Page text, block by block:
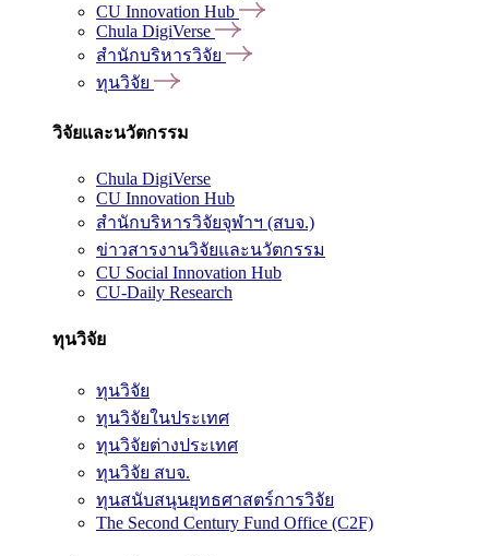
CU Innovation Hub
Chula DigiVerse
สำนักบริหารวิจัย
ทุนวิจัย
วิจัยและนวัตกรรม
Chula DigiVerse
CU Innovation Hub
สำนักบริหารวิจัยจุฬาฯ (สบจ.)
ข่าวสารงานวิจัยและนวัตกรรม
CU Social Innovation Hub
CU-Daily Research
ทุนวิจัย
ทุนวิจัย
ทุนวิจัยในประเทศ
ทุนวิจัยต่างประเทศ
ทุนวิจัย สบจ.
ทุนสนับสนุนยุทธศาสตร์การวิจัย
The Second Century Fund Office (C2F)